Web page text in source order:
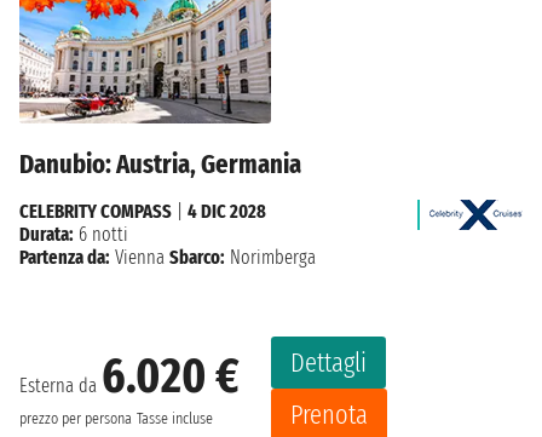
Danubio: Austria, Germania
Esterna da 6.020 €
prezzo per persona Tasse incluse
Dettagli
Prenota
CELEBRITY COMPASS
4 DIC 2028
Durata: 6 notti
Partenza da: Vienna Sbarco: Norimberga